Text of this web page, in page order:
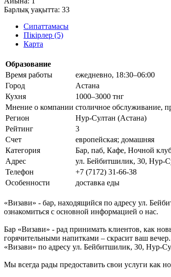
Барлық уақытта: 33
Сипаттамасы
Пікірлер (5)
Карта
Образование
Время работы
ежедневно, 18:30–06:00
Город
Астана
Кухня
1000–3000 тнг
Мнение о компании столичное обслуживание,
Регион
Нур-Султан (Астана)
Рейтинг
3
Счет
европейская; домашняя
Категория
Бар, паб, Кафе, Ночной
Адрес
ул. Бейбитшилик, 30, Нур-
Телефон
+7 (7172) 31-66-38
Особенности
доставка еды
«Визави» - бар, находящийся по адресу ул.
ознакомиться с основной информацией о нас.
Бар «Визави» - рад принимать клиентов, как
горячительными напитками – скрасит ваш
«Визави» по адресу ул. Бейбитшилик, 30, Нур-
Мы всегда рады предоставить свои услуги как